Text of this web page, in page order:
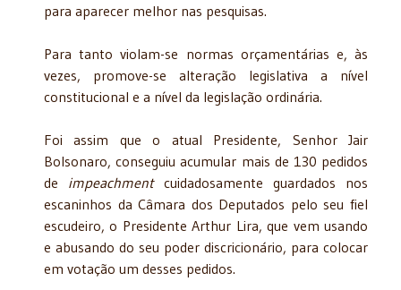
para aparecer melhor nas pesquisas.
Para tanto violam-se normas orçamentárias e, às
vezes, promove-se alteração legislativa a nível
constitucional e a nível da legislação ordinária.
Foi assim que o atual Presidente, Senhor Jair
Bolsonaro, conseguiu acumular mais de 130 pedidos
de impeachmentcuidadosamente guardados nos
escaninhos da Câmara dos Deputados pelo seu fiel
escudeiro, o Presidente Arthur Lira, que vem usando
e abusando do seu poder discricionário, para colocar
em votação um desses pedidos.